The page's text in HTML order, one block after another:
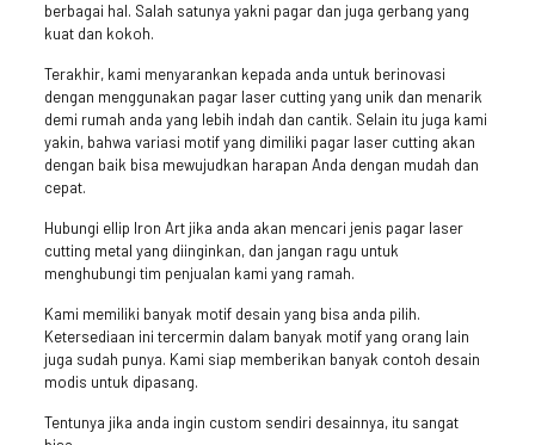
berbagai hal. Salah satunya yakni pagar dan juga gerbang yang
kuat dan kokoh.
Terakhir, kami menyarankan kepada anda untuk berinovasi
dengan menggunakan pagar laser cutting yang unik dan menarik
demi rumah anda yang lebih indah dan cantik. Selain itu juga kami
yakin, bahwa variasi motif yang dimiliki pagar laser cutting akan
dengan baik bisa mewujudkan harapan Anda dengan mudah dan
cepat.
Hubungi ellip Iron Art jika anda akan mencari jenis pagar laser
cutting metal yang diinginkan, dan jangan ragu untuk
menghubungi tim penjualan kami yang ramah.
Kami memiliki banyak motif desain yang bisa anda pilih.
Ketersediaan ini tercermin dalam banyak motif yang orang lain
juga sudah punya. Kami siap memberikan banyak contoh desain
modis untuk dipasang.
Tentunya jika anda ingin custom sendiri desainnya, itu sangat